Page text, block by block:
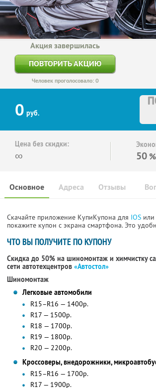
Акция завершилась
ПОВТОРИТЬ АКЦИЮ
Человек проголосовало: 0
0 руб.
Цена без скидки:
∞ 50 %
Основное Отзывы
Адреса
Скачайте приложение КупиКупона для IOS или
покажите купон с экрана смартфона. Это
ЧТО ВЫ ПОЛУЧИТЕ ПО КУПОНУ
Скидка до 50% на шиномонтаж и химчистку
сети автотехцентров «Автостол»
Шиномонтаж
Легковые автомобили
R15–R16 — 1400р.
R17 — 1500р.
R18 — 1700р.
R19 — 1800р.
R20 — 2200р.
Кроссоверы, внедорожники,
R15–R16 — 1700р.
R17 — 1900р.